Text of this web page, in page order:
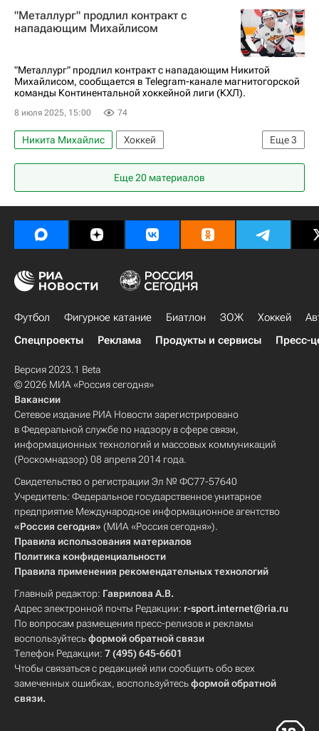
Нефтехимик
Ак Барс
"Металлург" продлил контракт с
нападающим Михайлисом
"Металлург" продлил контракт с нападающим Никитой
Михайлисом, сообщается в Telegram-канале магнитогорской
команды Континентальной хоккейной лиги (КХЛ).
8 июля 2025, 15:00 74
Еще3
Никита Михайлис
Хоккей
Олимпийские игры
Металлург (Магнитогорск)
КХЛ 2025-2026
Еще 20 материалов
Футбол Фигурное катание Биатлон ЗОЖ Хоккей
Спецпроекты
Реклама Продукты и сервисы Пресс-
Версия 2023.1 Beta
© 2026 МИА «Россия сегодня»
Вакансии
Сетевое издание РИА Новости зарегистрировано
в Федеральной службе по надзору в сфере связи,
информационных технологий и массовых коммуникаций
(Роскомнадзор) 08 апреля 2014 года.
Свидетельство о регистрации Эл № ФС77-57640
Учредитель: Федеральное государственное унитарное
предприятие Международное информационное агентство
«Россия сегодня» (МИА «Россия сегодня»).
Правила использования материалов
Политика конфиденциальности
Правила применения рекомендательных технологий
Главный редактор: Гаврилова А.В.
Адрес электронной почты Редакции: r-sport.internet@ria.ru
По вопросам размещения пресс-релизов и рекламы
воспользуйтесьформой обратной связи
Телефон Редакции: 7 (495) 645-6601
Чтобы связаться с редакцией или сообщить обо всех
замеченных ошибках, воспользуйтесьформой обратной
связи.